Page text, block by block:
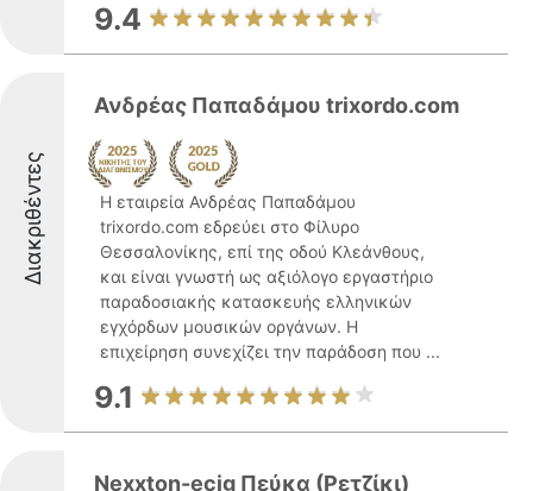
9.4
Διακριθέντες
Ανδρέας Παπαδάμου trixordo.com
Η εταιρεία Ανδρέας Παπαδάμου
trixordo.com εδρεύει στο Φίλυρο
Θεσσαλονίκης, επί της οδού Κλεάνθους,
και είναι γνωστή ως αξιόλογο εργαστήριο
παραδοσιακής κατασκευής ελληνικών
εγχόρδων μουσικών οργάνων. Η
επιχείρηση συνεχίζει την παράδοση που ...
9.1
Nexxton-ecig Πεύκα (Ρετζίκι)